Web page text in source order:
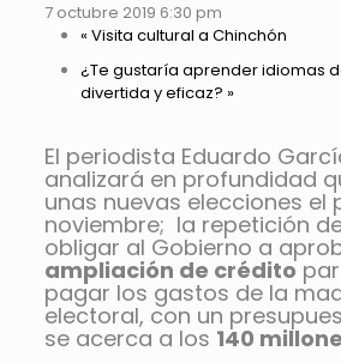
7 octubre 2019 6:30 pm
« Visita cultural a Chinchón
¿Te gustaría aprender idiomas
divertida y eficaz? »
El periodista Eduardo
analizará en profundidad
unas nuevas elecciones el
noviembre; la repetición
obligar al Gobierno a
ampliación de crédito
pagar los gastos de la
electoral, con un
se acerca a los 140